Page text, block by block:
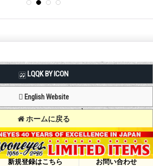
新規登録はこちら お問い合わせ
LQQK BY ICON
English Website
ホームに戻る
(C) MOON OF JAPAN, INC. All Rights Reserved.